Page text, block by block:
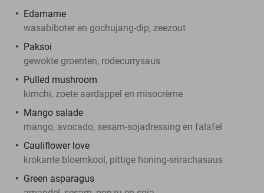
Edamame
wasabiboter en gochujang-dip, zeezout
Paksoi
gewokte groenten, rodecurrysaus
Pulled mushroom
kimchi, zoete aardappel en misocrème
Mango salade
mango, avocado, sesam-sojadressing en falafel
Cauliflower love
krokante bloemkool, pittige honing-srirachasaus
Green asparagus